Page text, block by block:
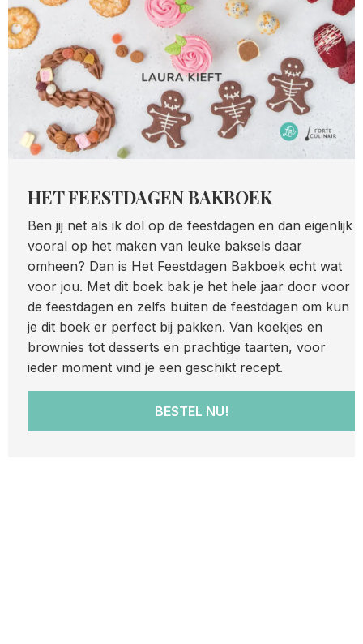
HET FEESTDAGEN BAKBOEK
Ben jij net als ik dol op de feestdagen en dan eigenlijk
vooral op het maken van leuke baksels daar
omheen? Dan is Het Feestdagen Bakboek echt wat
voor jou. Met dit boek bak je het hele jaar door voor
de feestdagen en zelfs buiten de feestdagen om kun
je dit boek er perfect bij pakken. Van koekjes en
brownies tot desserts en prachtige taarten, voor
ieder moment vind je een geschikt recept.
BESTEL NU!